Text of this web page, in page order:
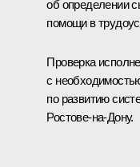
об определении
помощи в
Проверка
с
по развитию
Ростове-на-Дону.